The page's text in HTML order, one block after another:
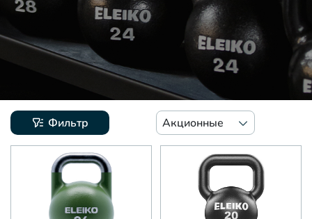
Фильтр Акционные